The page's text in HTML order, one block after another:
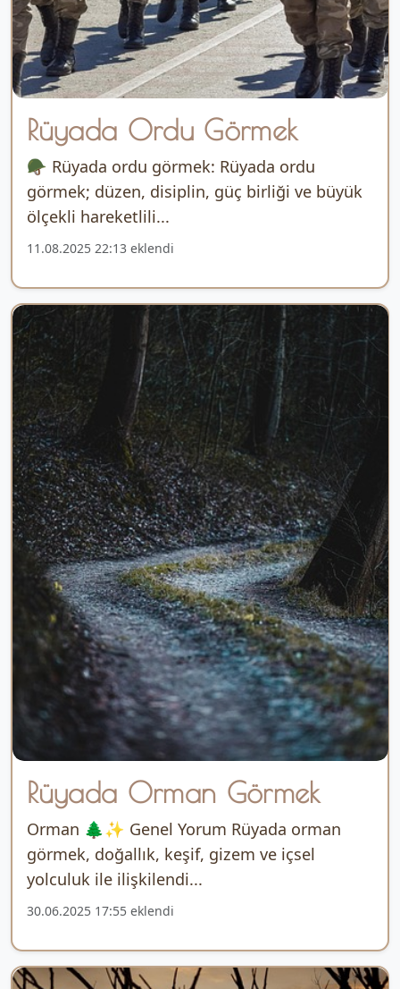
Rüyada Ordu Görmek
🪖 Rüyada ordu görmek: Rüyada ordu
görmek; düzen, disiplin, güç birliği ve büyük
ölçekli hareketlili...
11.08.2025 22:13 eklendi
Rüyada Orman Görmek
Orman 🌲✨ Genel Yorum Rüyada orman
görmek, doğallık, keşif, gizem ve içsel
yolculuk ile ilişkilendi...
30.06.2025 17:55 eklendi